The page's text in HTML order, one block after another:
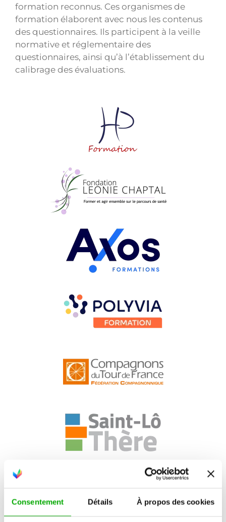
Consentement Détails À propos des cookies
formation reconnus. Ces organismes de
formation élaborent avec nous les contenus
des questionnaires. Ils participent à la veille
normative et réglementaire des
questionnaires, ainsi qu’à l’établissement du
calibrage des évaluations.